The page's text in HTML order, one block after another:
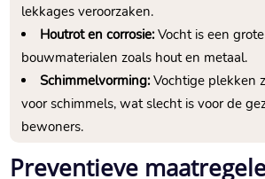
lekkages veroorzaken.​
Houtrot en corrosie:Vocht is een
bouwmaterialen zoals hout en metaal.​
Schimmelvorming:Vochtige plekken
voor schimmels, wat slecht is voor de
bewoners.​
Preventieve